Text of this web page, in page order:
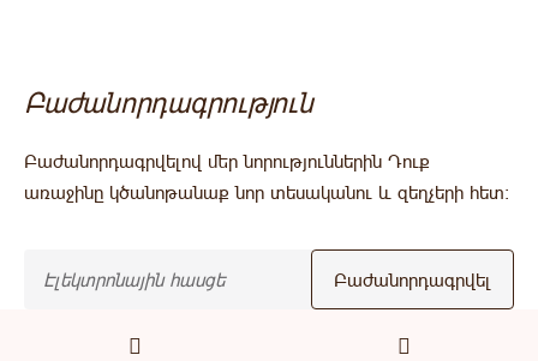
Բաժանորդագրություն
Բաժանորդագրվելով մեր նորություններին Դուք
առաջինը կծանոթանաք նոր տեսականու և զեղչերի հետ:
Բաժանորդագրվել